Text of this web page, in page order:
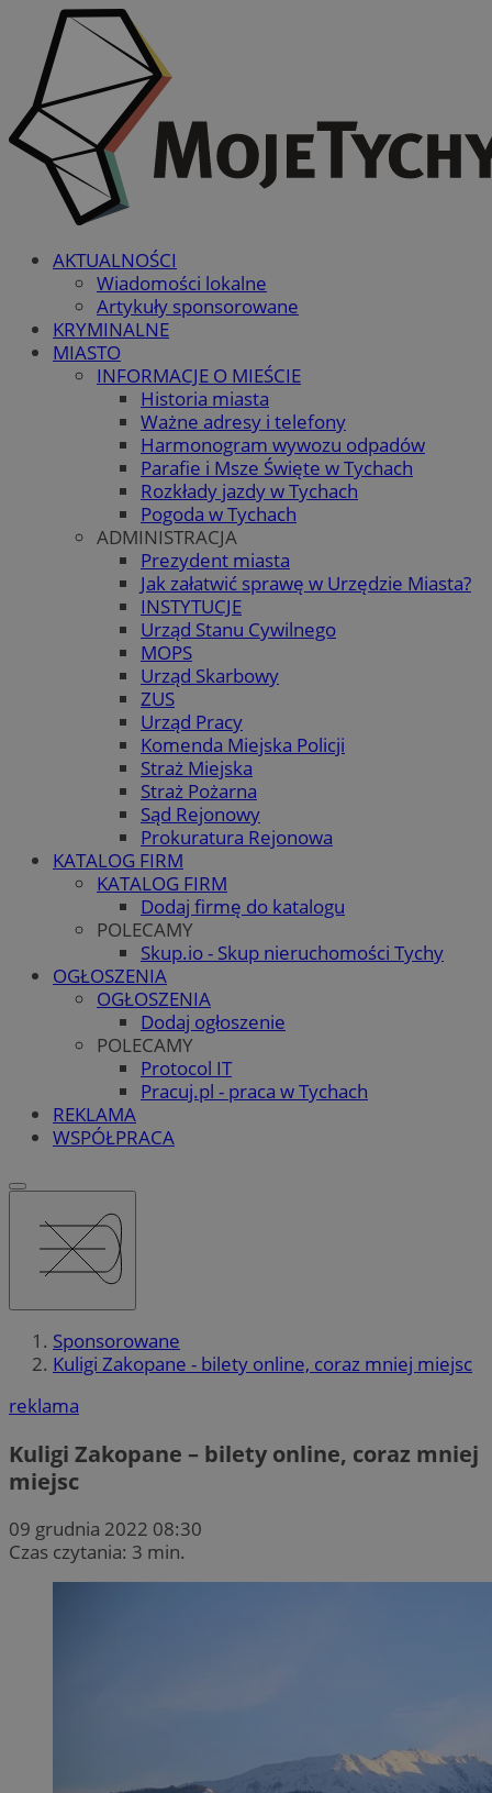
AKTUALNOŚCI
Wiadomości lokalne
Artykuły sponsorowane
KRYMINALNE
MIASTO
INFORMACJE O MIEŚCIE
Historia miasta
Ważne adresy i telefony
Harmonogram wywozu odpadów
Parafie i Msze Święte w Tychach
Rozkłady jazdy w Tychach
Pogoda w Tychach
ADMINISTRACJA
Prezydent miasta
Jak załatwić sprawę w Urzędzie Miasta?
INSTYTUCJE
Urząd Stanu Cywilnego
MOPS
Urząd Skarbowy
ZUS
Urząd Pracy
Komenda Miejska Policji
Straż Miejska
Straż Pożarna
Sąd Rejonowy
Prokuratura Rejonowa
KATALOG FIRM
KATALOG FIRM
Dodaj firmę do katalogu
POLECAMY
Skup.io - Skup nieruchomości Tychy
OGŁOSZENIA
OGŁOSZENIA
Dodaj ogłoszenie
POLECAMY
Protocol IT
Pracuj.pl - praca w Tychach
REKLAMA
WSPÓŁPRACA
Sponsorowane
Kuligi Zakopane - bilety online, coraz mniej miejsc
reklama
Kuligi Zakopane – bilety online, coraz mniej
miejsc
09 grudnia 2022 08:30
Czas czytania: 3 min.